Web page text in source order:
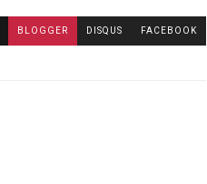
BLOGGER DISQUS FACEBOOK